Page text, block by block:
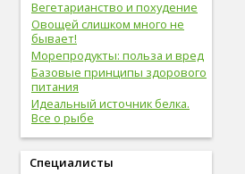
пищеварительная система (22)
голова (22)
физическая форма (22)
сигареты (22)
дети (22)
вода (21)
женские болезни (20)
дыхательная система (19)
Вегетарианство и похудение
Овощей слишком много не
бывает!
Морепродукты: польза и вред
Базовые принципы здорового
питания
Идеальный источник белка.
Все о рыбе
Специалисты